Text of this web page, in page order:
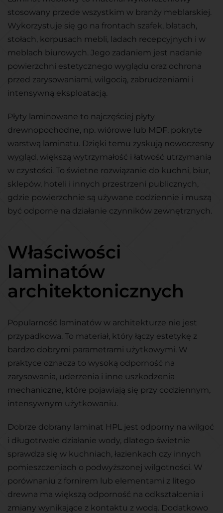
stosowany przede wszystkim w branży meblarskiej.
Wykorzystuje się go na frontach szafek, blatach,
stołach, korpusach mebli, ladach recepcyjnych i w
meblach biurowych. Jego zadaniem jest nadanie
powierzchni estetycznego wyglądu oraz ochrona
przed zarysowaniami, wilgocią, zabrudzeniami i
intensywną eksploatacją.
Płyty laminowane to najczęściej płyty
drewnopochodne, np. wiórowe lub MDF, pokryte
warstwą laminatu. Dzięki temu zyskują nowoczesny
wygląd, większą wytrzymałość i łatwość utrzymania
w czystości. To świetne rozwiązanie do kuchni, biur,
sklepów, hoteli i innych przestrzeni publicznych,
gdzie powierzchnie są używane codziennie i muszą
być odporne na działanie czynników zewnętrznych.
Właściwości
laminatów
architektonicznych
Popularność laminatów w architekturze nie jest
przypadkowa. To materiał, który łączy estetykę z
bardzo dobrymi parametrami użytkowymi. W
praktyce oznacza to wysoką odporność na
zarysowania, uderzenia i inne uszkodzenia
mechaniczne, które pojawiają się przy codziennym,
intensywnym użytkowaniu.
Dobrze dobrany laminat HPL jest odporny na wilgoć
i długotrwałe działanie wody, dlatego świetnie
sprawdza się w kuchniach, łazienkach czy innych
pomieszczeniach o podwyższonej wilgotności. W
porównaniu z fornirem lub elementami z litego
drewna ma większą odporność na odkształcenia i
zmiany wynikające z kontaktu z wodą. Dodatkowo